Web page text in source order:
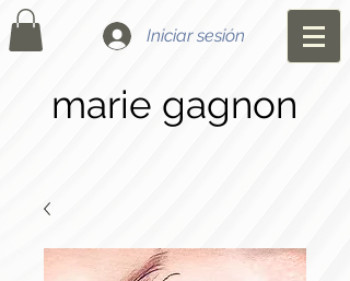
Iniciar sesión
marie gagnon